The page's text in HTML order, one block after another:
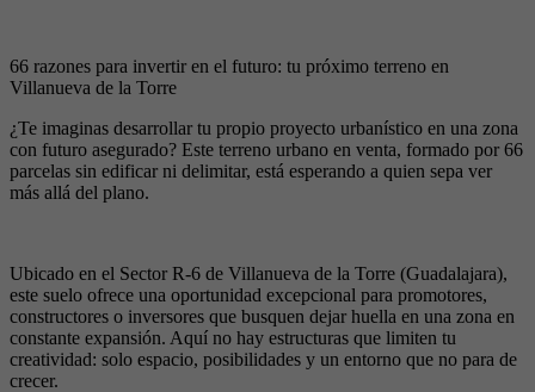
66 razones para invertir en el futuro: tu próximo terreno en
Villanueva de la Torre
¿Te imaginas desarrollar tu propio proyecto urbanístico en una zona
con futuro asegurado? Este terreno urbano en venta, formado por 66
parcelas sin edificar ni delimitar, está esperando a quien sepa ver
más allá del plano.
Ubicado en el Sector R-6 de Villanueva de la Torre (Guadalajara),
este suelo ofrece una oportunidad excepcional para promotores,
constructores o inversores que busquen dejar huella en una zona en
constante expansión. Aquí no hay estructuras que limiten tu
creatividad: solo espacio, posibilidades y un entorno que no para de
crecer.